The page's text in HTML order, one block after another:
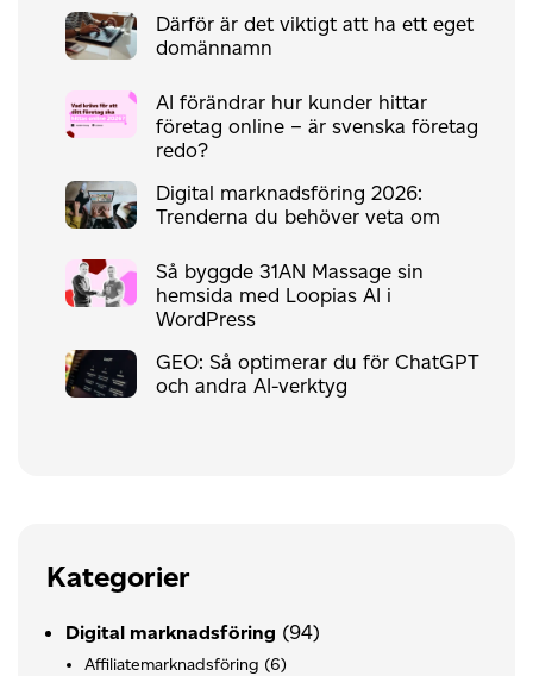
Därför är det viktigt att ha ett eget
domännamn
AI förändrar hur kunder hittar
företag online – är svenska företag
redo?
Digital marknadsföring 2026:
Trenderna du behöver veta om
Så byggde 31AN Massage sin
hemsida med Loopias AI i
WordPress
GEO: Så optimerar du för ChatGPT
och andra AI-verktyg
Kategorier
Digital marknadsföring (94)
Affiliatemarknadsföring (6)